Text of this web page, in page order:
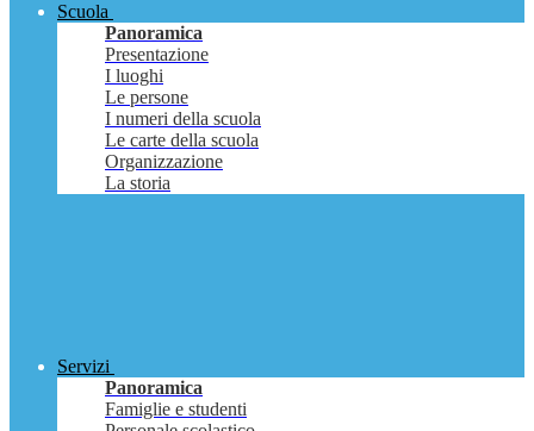
Scuola
Panoramica
Presentazione
I luoghi
Le persone
I numeri della scuola
Le carte della scuola
Organizzazione
La storia
Servizi
Panoramica
Famiglie e studenti